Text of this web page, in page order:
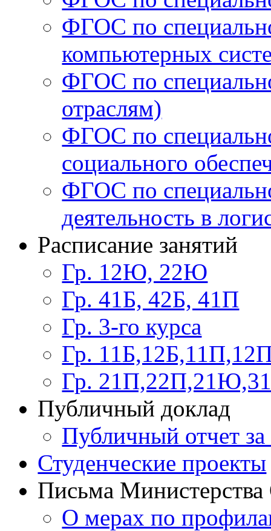
ФГОС по
компьютерных
ФГОС по
отраслям)
ФГОС по
социального
ФГОС по
деятельность в
Расписание занятий
Гр. 12Ю, 22Ю
Гр. 41Б, 42Б, 41П
Гр. 3-го курса
Гр.
Гр.
Публичный доклад
Публичный отчет за
Студенческие проекты
Письма Министерства
О мерах по